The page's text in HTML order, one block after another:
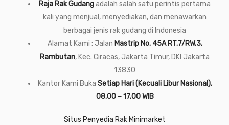
Raja Rak Gudangadalah salah satu perintis pertama
kali yang menjual, menyediakan, dan menawarkan
berbagai jenis rak gudang di Indonesia
Alamat Kami : Jalan Mastrip No. 45A RT.7/RW.3,
Rambutan, Kec. Ciracas, Jakarta Timur, DKI Jakarta
13830
Kantor Kami Buka Setiap Hari (Kecuali Libur Nasional),
08.00 – 17.00 WIB
Situs Penyedia Rak Minimarket